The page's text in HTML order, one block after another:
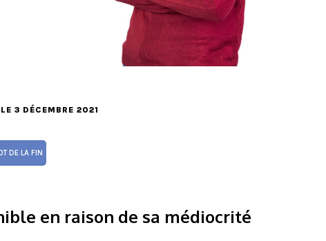
3 DÉCEMBRE 2021
DE LA FIN
en raison de sa médiocrité